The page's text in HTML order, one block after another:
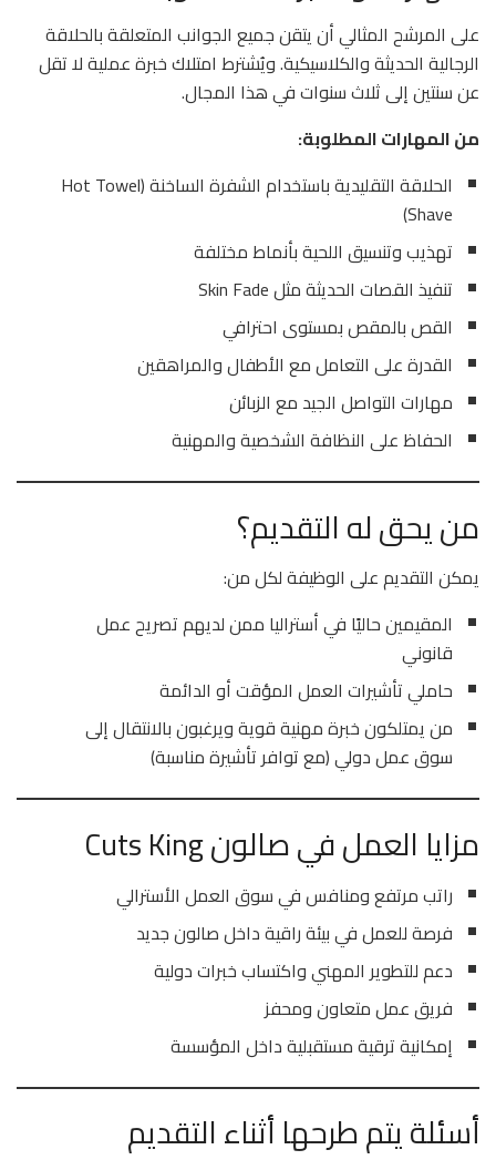
على المرشح المثالي أن يتقن جميع الجوانب المتعلقة بالحلاقة
الرجالية الحديثة والكلاسيكية. ويُشترط امتلاك خبرة عملية لا تقل
عن سنتين إلى ثلاث سنوات في هذا المجال.
من المهارات المطلوبة:
الحلاقة التقليدية باستخدام الشفرة الساخنة (Hot Towel
Shave)
تهذيب وتنسيق اللحية بأنماط مختلفة
تنفيذ القصات الحديثة مثل Skin Fade
القص بالمقص بمستوى احترافي
القدرة على التعامل مع الأطفال والمراهقين
مهارات التواصل الجيد مع الزبائن
الحفاظ على النظافة الشخصية والمهنية
من يحق له التقديم؟
يمكن التقديم على الوظيفة لكل من:
المقيمين حاليًا في أستراليا ممن لديهم تصريح عمل
قانوني
حاملي تأشيرات العمل المؤقت أو الدائمة
من يمتلكون خبرة مهنية قوية ويرغبون بالانتقال إلى
سوق عمل دولي (مع توافر تأشيرة مناسبة)
مزايا العمل في صالون Cuts King
راتب مرتفع ومنافس في سوق العمل الأسترالي
فرصة للعمل في بيئة راقية داخل صالون جديد
دعم للتطوير المهني واكتساب خبرات دولية
فريق عمل متعاون ومحفز
إمكانية ترقية مستقبلية داخل المؤسسة
أسئلة يتم طرحها أثناء التقديم